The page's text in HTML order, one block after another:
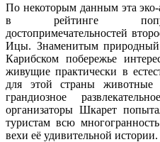
По некоторым данным эта эко-
в рейтинге
достопримечательностей
Ицы. Знаменитым природный
Карибском побережье
живущие практически в
для этой страны
грандиозное
организаторы Шкарет
туристам всю
вехи её удивительной истории.